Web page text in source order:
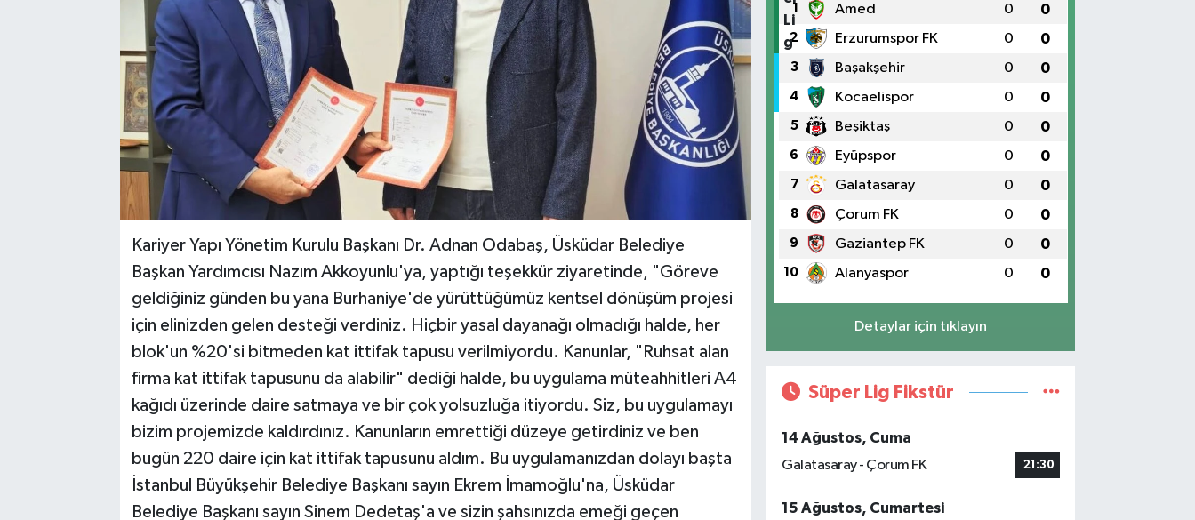
Kariyer Yapı Yönetim Kurulu Başkanı Dr. Adnan Odabaş, Üsküdar Belediye
Başkan Yardımcısı Nazım Akkoyunlu'ya, yaptığı teşekkür ziyaretinde, "Göreve
geldiğiniz günden bu yana Burhaniye'de yürüttüğümüz kentsel dönüşüm projesi
için elinizden gelen desteği verdiniz. Hiçbir yasal dayanağı olmadığı halde, her
blok'un %20'si bitmeden kat ittifak tapusu verilmiyordu. Kanunlar, "Ruhsat alan
firma kat ittifak tapusunu da alabilir" dediği halde, bu uygulama müteahhitleri A4
kağıdı üzerinde daire satmaya ve bir çok yolsuzluğa itiyordu. Siz, bu uygulamayı
bizim projemizde kaldırdınız. Kanunların emrettiği düzeye getirdiniz ve ben
bugün 220 daire için kat ittifak tapusunu aldım. Bu uygulamanızdan dolayı başta
İstanbul Büyükşehir Belediye Başkanı sayın Ekrem İmamoğlu'na, Üsküdar
Belediye Başkanı sayın Sinem Dedetaş'a ve sizin şahsınızda emeği geçen
1 Amed 0 0
2 Erzurumspor FK 0 0
3 Başakşehir 0 0
4 Kocaelispor 0 0
5 Beşiktaş 0 0
6 Eyüpspor 0 0
7 Galatasaray 0 0
8 Çorum FK 0 0
9 Gaziantep FK 0 0
10 Alanyaspor 0 0
Detaylar için tıklayın
Süper Lig Fikstür
14 Ağustos, Cuma
Galatasaray - Çorum FK
21:30
15 Ağustos, Cumartesi